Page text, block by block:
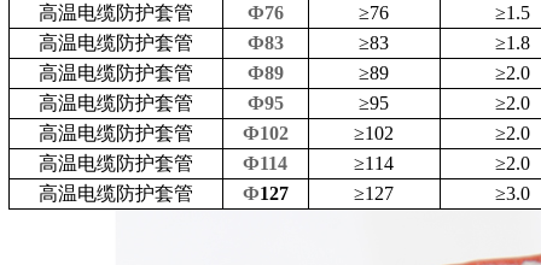
高温电缆防护套管
Ф76 ≥76 ≥1.5
高温电缆防护套管
Ф83 ≥83 ≥1.8
高温电缆防护套管
Ф89 ≥89 ≥2.0
高温电缆防护套管
Ф95 ≥95 ≥2.0
高温电缆防护套管
Ф102 ≥102 ≥2.0
高温电缆防护套管
Ф114 ≥114 ≥2.0
高温电缆防护套管
Ф127 ≥127 ≥3.0